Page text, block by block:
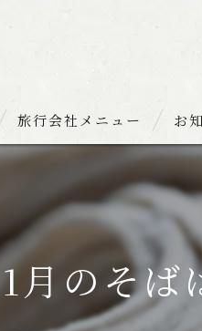
旅行会社メニュー お
月のそ